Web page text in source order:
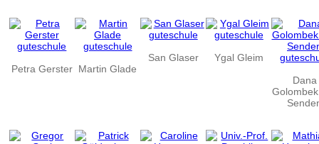
Petra Gerster Martin Glade
San Glaser
Ygal Gleim
Dana